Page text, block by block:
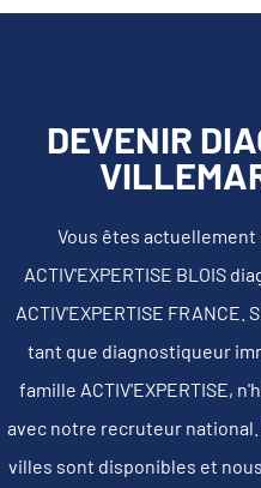
DEVENIR
Vous êtes
ACTIV'EXPERTISE BLOIS
ACTIV'EXPERTISE
tant que diagnostiqueur
famille ACTIV'EXPERTISE,
avec notre recruteur
villes sont disponibles et